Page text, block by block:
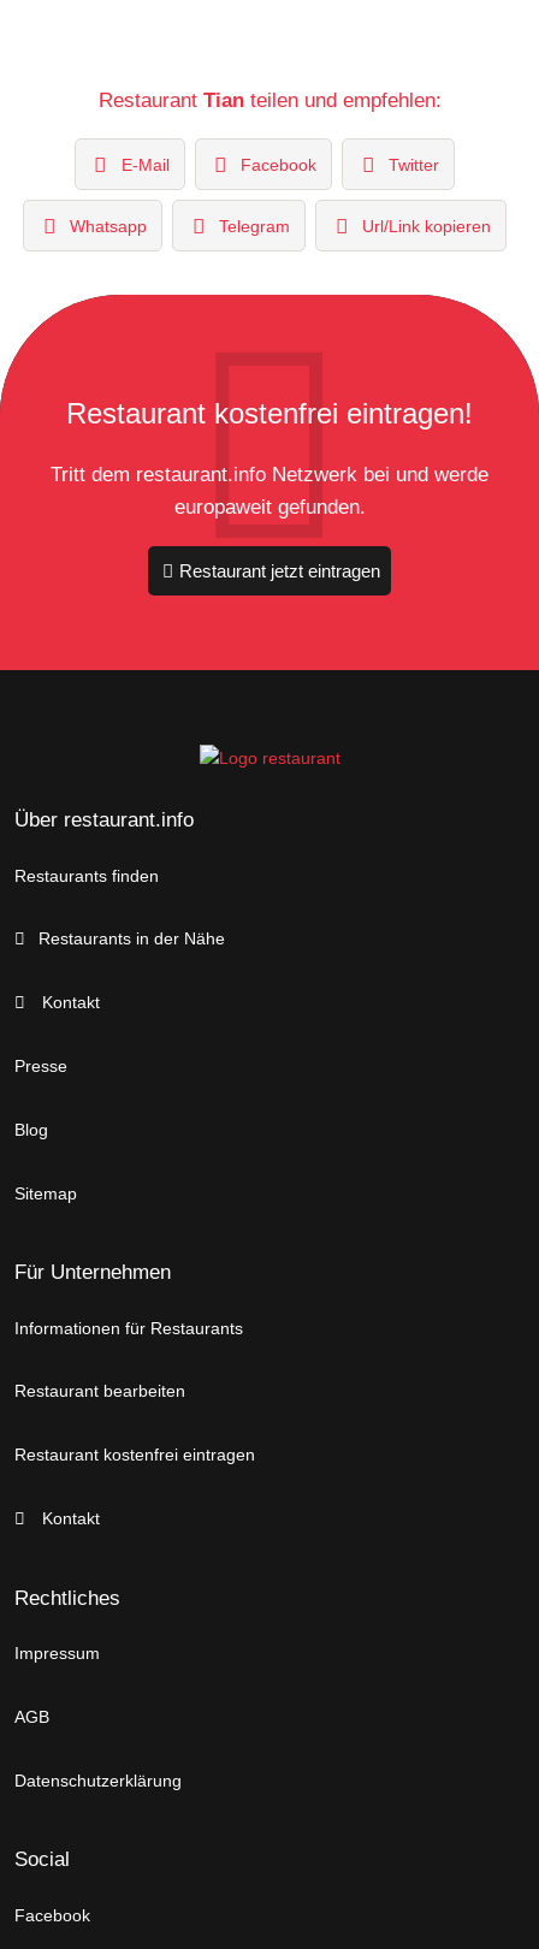
Restaurant Tianteilen und empfehlen:
E-Mail Facebook Twitter
Whatsapp Telegram Url/Link kopieren
Restaurant kostenfrei eintragen!
Tritt dem restaurant.info Netzwerk bei und werde
europaweit gefunden.
Restaurant jetzt eintragen
Über restaurant.info
Restaurants finden
Restaurants in der Nähe
Kontakt
Presse
Blog
Sitemap
Für Unternehmen
Informationen für Restaurants
Restaurant bearbeiten
Restaurant kostenfrei eintragen
Kontakt
Rechtliches
Impressum
AGB
Datenschutzerklärung
Social
Facebook